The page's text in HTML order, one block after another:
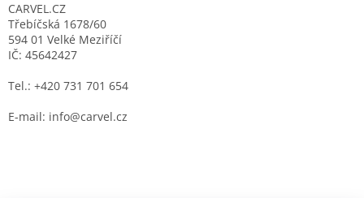
CARVEL.CZ
Třebíčská 1678/60
594 01 Velké Meziříčí
IČ: 45642427
Tel.: +420 731 701 654
E-mail: info@carvel.cz